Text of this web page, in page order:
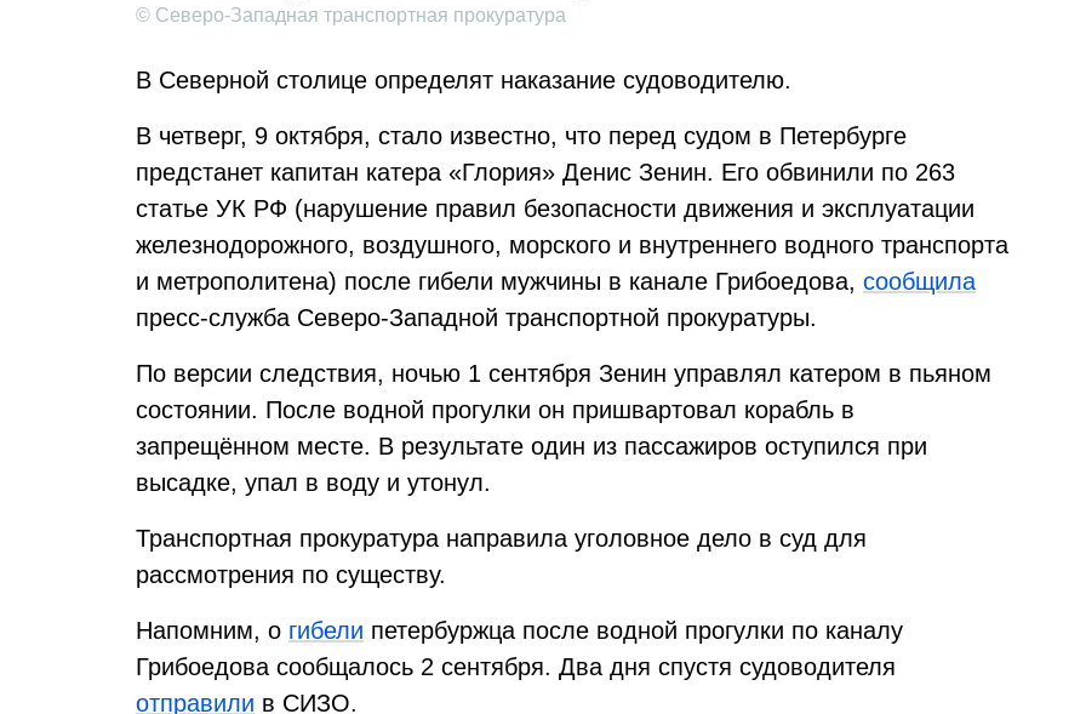
© Северо-Западная транспортная прокуратура
В Северной столице определят наказание судоводителю.
В четверг, 9 октября, стало известно, что перед судом в Петербурге
предстанет капитан катера «Глория» Денис Зенин. Его обвинили по 263
статье УК РФ (нарушение правил безопасности движения и эксплуатации
железнодорожного, воздушного, морского и внутреннего водного транспорта
и метрополитена) после гибели мужчины в канале Грибоедова, сообщила
пресс-служба Северо-Западной транспортной прокуратуры.
По версии следствия, ночью 1 сентября Зенин управлял катером в пьяном
состоянии. После водной прогулки он пришвартовал корабль в
запрещённом месте. В результате один из пассажиров оступился при
высадке, упал в воду и утонул.
Транспортная прокуратура направила уголовное дело в суд для
рассмотрения по существу.
Напомним, о гибели петербуржца после водной прогулки по каналу
Грибоедова сообщалось 2 сентября. Два дня спустя судоводителя
отправили в СИЗО.